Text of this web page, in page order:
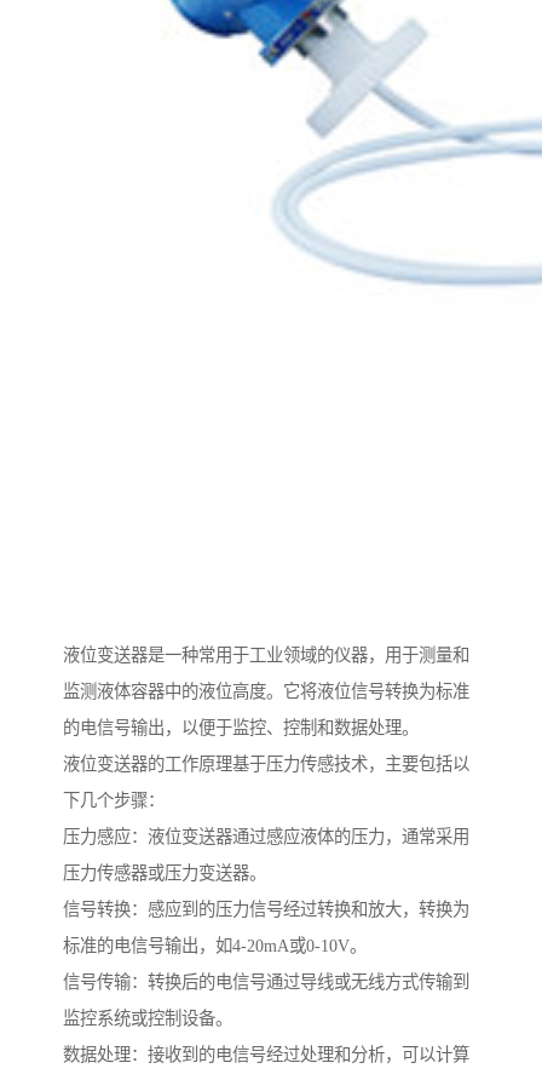
液位变送器是一种常用于工业领域的仪器，用于测量和
监测液体容器中的液位高度。它将液位信号转换为标准
的电信号输出，以便于监控、控制和数据处理。
液位变送器的工作原理基于压力传感技术，主要包括以
下几个步骤：
压力感应：液位变送器通过感应液体的压力，通常采用
压力传感器或压力变送器。
信号转换：感应到的压力信号经过转换和放大，转换为
标准的电信号输出，如4-20mA或0-10V。
信号传输：转换后的电信号通过导线或无线方式传输到
监控系统或控制设备。
数据处理：接收到的电信号经过处理和分析，可以计算